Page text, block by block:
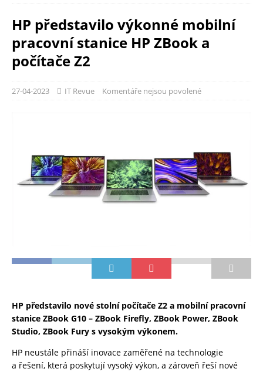
HP představilo výkonné mobilní
pracovní stanice HP ZBook a
počítače Z2
27-04-2023 IT Revue Komentáře nejsou povolené
HP představilo nové stolní počítače Z2 a mobilní pracovní
stanice ZBook G10 – ZBook Firefly, ZBook Power, ZBook
Studio, ZBook Fury s vysokým výkonem.
HP neustále přináší inovace zaměřené na technologie
a řešení, která poskytují vysoký výkon, a zároveň řeší nové